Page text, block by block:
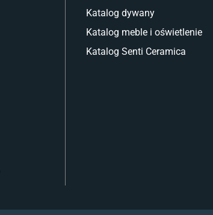
Katalog dywany
Katalog meble i oświetlenie
Katalog Senti Ceramica